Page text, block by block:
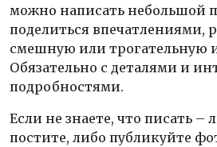
можно написать небольшой
поделиться впечатлениями,
смешную или трогательную
Обязательно с деталями и
подробностями.
Если не знаете, что писать –
постите, либо публикуйте